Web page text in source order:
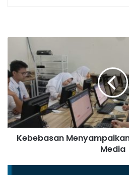
Kebebasan
Media